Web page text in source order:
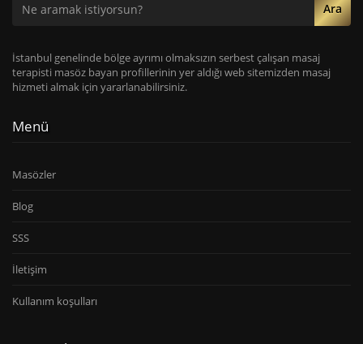
Ara
İstanbul genelinde bölge ayrımı olmaksızın serbest çalışan masaj
terapisti masöz bayan profillerinin yer aldığı web sitemizden masaj
hizmeti almak için yararlanabilirsiniz.
Menü
Masözler
Blog
SSS
İletişim
Kullanım koşulları